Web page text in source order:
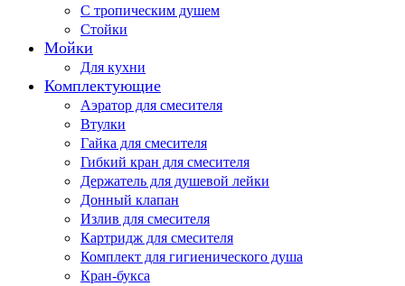
С тропическим душем
Стойки
Мойки
Для кухни
Комплектующие
Аэратор для смесителя
Втулки
Гайка для смесителя
Гибкий кран для смесителя
Держатель для душевой лейки
Донный клапан
Излив для смесителя
Картридж для смесителя
Комплект для гигиенического душа
Кран-букса